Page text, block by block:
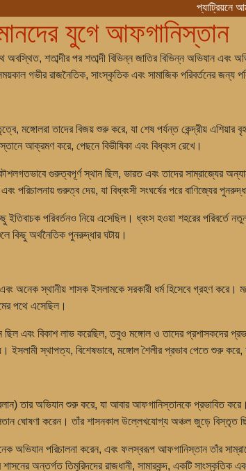
প্যাট্রিয়নে
যুগে আফগানিস্তান
শতাব্দীর পর শতাব্দী বিভিন্ন জাতির বিভিন্ন অভিযান
গভীর রাজনৈতিক, সাংস্কৃতিক এবং সামাজিক পরিবর্তনের জন্য
মঙ্গোলরা তাদের বিজয় শুরু করে, যা শেষ পর্যন্ত কেন্দ্রীয়
আক্রমণ করে, পেছনে বিভীষিকা এবং বিধ্বংস রেখে।
গুরুত্বপূর্ণ স্থান ছিল, ভারত এবং তাদের সাম্রাজ্যের
পরিচালনায় গুরুত্ব দেয়, যা বিধ্বংসী সংঘর্ষের পরে বাণিজ্যের
ইতিবাচক পরিবর্তনও নিয়ে এসেছিল। ধ্বংস হওয়া শহরের পরিবর্তে
কিছু অর্থনৈতিক পুনরুদ্ধার ঘটায়।
অনেক স্থানীয় শাসক ইসলামকে সরকারী ধর্ম হিসেবে গ্রহণ করে।
পথে এসেছিল।
ছিল এবং বিকাশ লাভ করেছিল, তবুও মঙ্গোল ও তাদের প্রশাসকদের
ইসলামী স্থাপত্য, বিশেষভাবে, মঙ্গোল শৈলীর প্রভাব পেতে শুরু করে,
তার অভিযান শুরু করে, যা আবার আফগানিস্তানকে প্রভাবিত করে।
ঘোষণা করেন। তাঁর শাসনকাল উল্লেখযোগ্য অঞ্চল জুড়ে
পরিচালনা করেন, এবং ফলস্বরূপ আফগানিস্তান তাঁর
অন্তর্গত তিমুরিদদের রাজধানী, সামারকন্দ, একটি সাংস্কৃতিক